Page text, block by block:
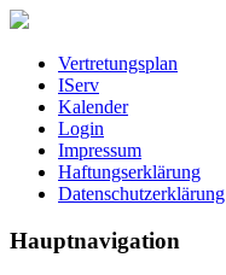
Vertretungsplan
IServ
Kalender
Login
Impressum
Haftungserklärung
Datenschutzerklärung
Hauptnavigation